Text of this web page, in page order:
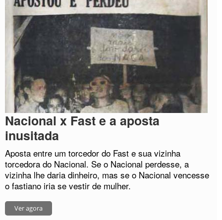
Nacional x Fast e a aposta
inusitada
Aposta entre um torcedor do Fast e sua vizinha
torcedora do Nacional. Se o Nacional perdesse, a
vizinha lhe daria dinheiro, mas se o Nacional vencesse
o fastiano iria se vestir de mulher.
Ver agora